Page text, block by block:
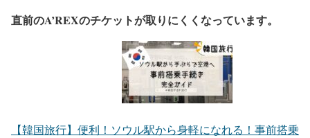
直前のA’REXのチケットが取りにくくなっています。
【韓国旅行】便利！ソウル駅から身軽になれる！事前搭乗